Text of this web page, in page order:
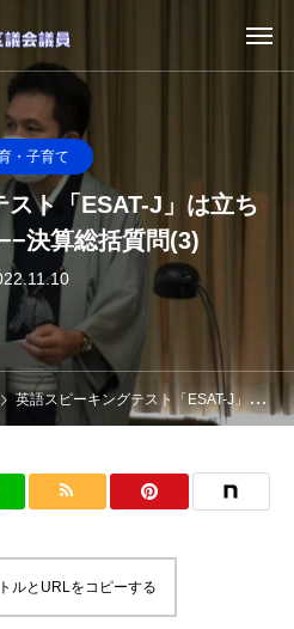
・子育て
ト「ESAT-J」は立ち
決算総括質問(3)
英語スピーキングテスト「ESAT-J」は立ち止まるべき！−−決算総括質問(3)
ルとURLをコピーする